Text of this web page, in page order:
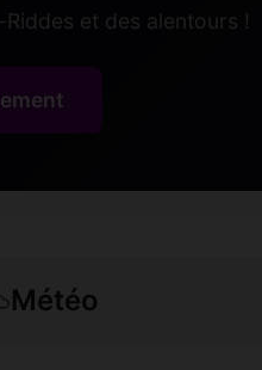
et des alentours !
Météo